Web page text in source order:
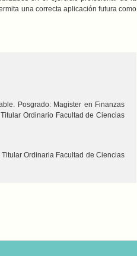
una correcta aplicación futura como
Posgrado: Magister en Finanzas
Ordinario Facultad de Ciencias
Ordinaria Facultad de Ciencias